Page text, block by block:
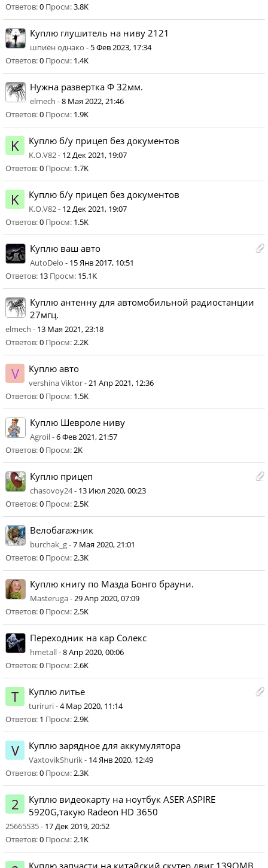
Ответов:0 Просм:3.8K
Куплю глушитель на ниву 2121
шпиён однако - 5 Фев 2023, 17:34
Ответов:0 Просм: 1.4K
Нужна развертка Ф 32мм.
elmech -8 Мая 2022, 21:46
Ответов:0 Просм: 1.9K
K Куплю б/у прицеп без документов
K.O.V82 - 12 Дек 2021, 19:07
Ответов:0 Просм: 1.7K
K Куплю б/у прицеп без документов
K.O.V82 - 12 Дек 2021, 19:07
Ответов:0 Просм: 1.5K
Куплю ваш авто
AutoDelo - 15 Янв 2017, 10:51
Ответов: 13 Просм: 15.1K
Куплю антенну для автомобильной радиостанции
27мгц.
elmech - 13 Мая 2021, 23:18
Ответов:0 Просм:2.2K
V Куплю авто
vershina Viktor -21 Апр 2021, 12:36
Ответов:0 Просм: 1.5K
Куплю Шевроле ниву
Agroil -6 Фев 2021, 21:57
Ответов:0 Просм:2K
Куплю прицеп
chasovoy24 - 13 Июл 2020, 00:23
Ответов:0 Просм:2.5K
Велобагажник
burchak_g -7 Мая 2020, 21:01
Ответов:0 Просм:2.3K
Куплю книгу по Мазда Бонго брауни.
Masteruga -29 Апр 2020, 07:09
Ответов:0 Просм:2.5K
Переходник на кар Солекс
hmetall -8 Апр 2020, 00:06
Ответов:0 Просм:2.6K
T Куплю литье
turiruri -4 Мар 2020, 11:14
Ответов: 1 Просм:2.9K
V Куплю зарядное для аккумулятора
VaxtovikShurik - 14 Янв 2020, 12:49
Ответов:0 Просм:2.3K
2
Куплю видеокарту на ноутбук ASER ASPIRE
5920G,такую Radeon HD 3650
25665535 - 17 Дек 2019, 20:52
Ответов:0 Просм:2.1K